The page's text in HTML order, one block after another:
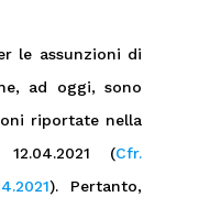
le assunzioni di
ad oggi, sono
riportate nella
(Cfr.
). Pertanto,